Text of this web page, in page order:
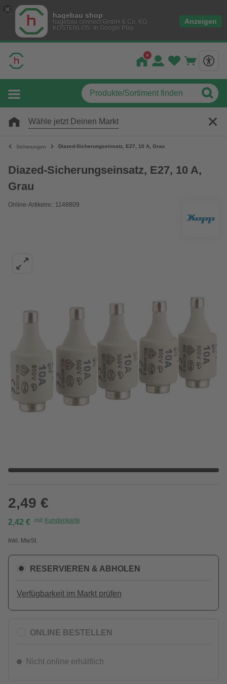
hagebau shop
hagebau connect GmbH & Co. KG
KOSTENLOS- In Google Play
Anzeigen
Wähle jetzt Deinen Markt
Sicherungen Diazed-Sicherungseinsatz, E27, 10 A, Grau
Diazed-Sicherungseinsatz, E27, 10 A,
Grau
Online-Artikelnr.: 1148809
2,49 €
2,42 € mit Kundenkarte
Inkl. MwSt.
RESERVIEREN & ABHOLEN
Verfügbarkeit im Markt prüfen
ONLINE BESTELLEN
Nicht online erhältlich